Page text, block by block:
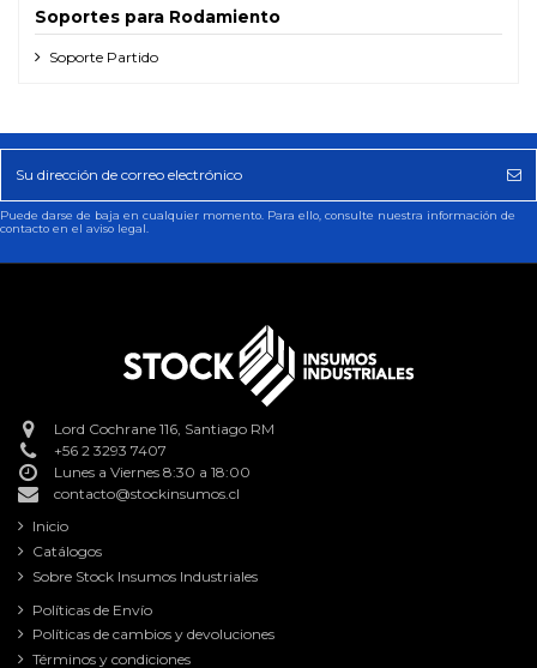
Soportes para Rodamiento
Soporte Partido
Puede darse de baja en cualquier momento. Para ello, consulte nuestra información de
contacto en el aviso legal.
Lord Cochrane 116, Santiago RM
+56 2 3293 7407
Lunes a Viernes 8:30 a 18:00
contacto@stockinsumos.cl
Inicio
Catálogos
Sobre Stock Insumos Industriales
Políticas de Envío
Políticas de cambios y devoluciones
Términos y condiciones